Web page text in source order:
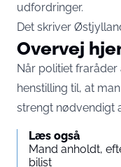
udfordringer.
Det skriver
Overvej
Når politiet
henstilling til, at
strengt nødvendigt
Læs også
Mand anholdt,
bilist